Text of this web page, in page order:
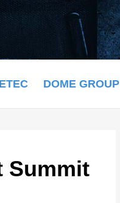
DOME GROUP
Summit